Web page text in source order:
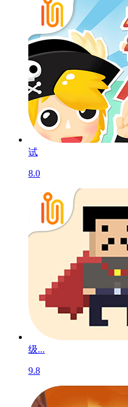
试
8.0
级...
9.8